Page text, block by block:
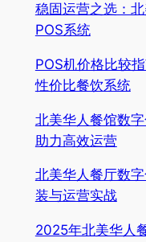
稳固运营之选：
POS系统
POS机价格比较
性价比餐饮系统
北美华人餐馆数
助力高效运营
北美华人餐厅数
装与运营实战
2025年北美华人